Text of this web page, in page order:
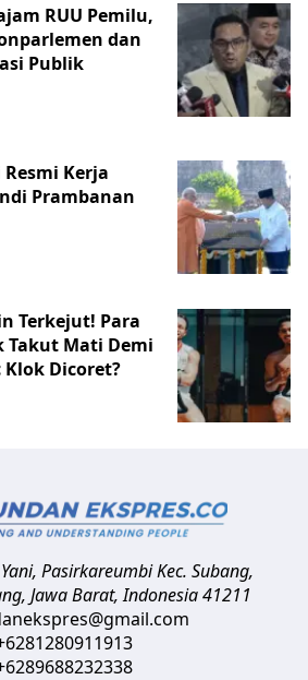
RUU Pemilu,
dan
Publik
Kerja
Prambanan
Terkejut! Para
Takut Mati Demi
Klok Dicoret?
Pasirkareumbi Kec. Subang,
Jawa Barat,Indonesia41211